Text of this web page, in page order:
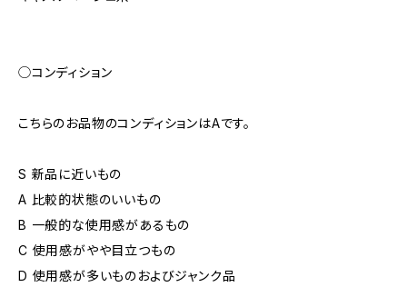
◯コンディション
こちらのお品物のコンディションはAです。
S 新品に近いもの
A 比較的状態のいいもの
B 一般的な使用感があるもの
C 使用感がやや目立つもの
D 使用感が多いものおよびジャンク品